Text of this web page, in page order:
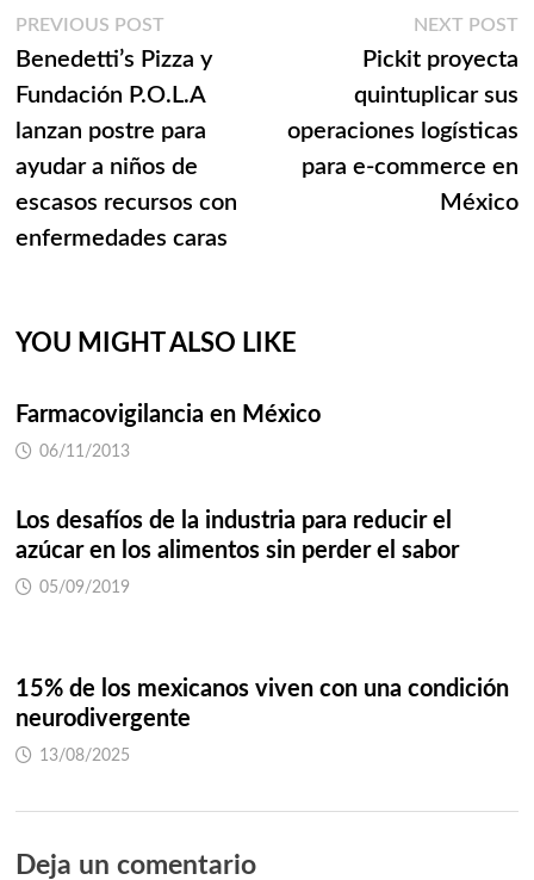
Navegación
de
entradas
PREVIOUS POSTPrevious
post:
Benedetti’s Pizza y
Fundación P.O.L.A
lanzan postre para
ayudar a niños de
escasos recursos con
enfermedades caras
NEXT POST
Pickit proyecta
quintuplicar sus
operaciones logísticas
para e-commerce en
México
YOU MIGHT ALSO LIKE
Farmacovigilancia en México
06/11/2013
Los desafíos de la industria para reducir el
azúcar en los alimentos sin perder el sabor
05/09/2019
15% de los mexicanos viven con una condición
neurodivergente
13/08/2025
Deja un comentario